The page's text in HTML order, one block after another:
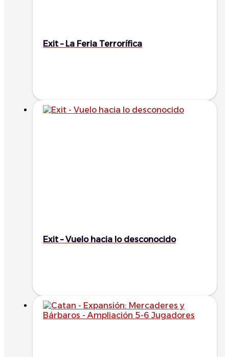
Exit – La Feria Terrorífica
Exit – Vuelo hacia lo desconocido